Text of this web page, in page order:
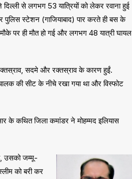
से लगभग 53 यात्रियों को लेकर रवाना हुई
पुलिस स्टेशन (गाजियाबाद) पार करते ही बस के
पर ही मौत हो गई और लगभग 48 यात्री घायल
सदमे और रक्तस्राव के कारण हुईं.
की सीट के नीचे रखा गया था और विस्फोट
के कथित जिला कमांडर ने मोहम्मद इलियास
उसको जम्मू-
को बरी कर